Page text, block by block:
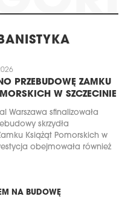
PRZEBUDOWĘ ZAMKU
W SZCZECINIE
Warszawa sfinalizowała
skrzydła
Książąt Pomorskich w
obejmowała również
NA BUDOWĘ